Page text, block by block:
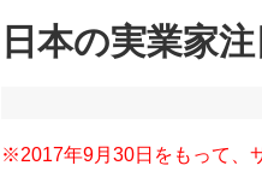
日本の実業家
※2017年9月30日をもって、